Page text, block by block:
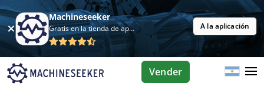
Machineseeker
Gratis en la tienda de aplicaciones A la aplicación
Vender